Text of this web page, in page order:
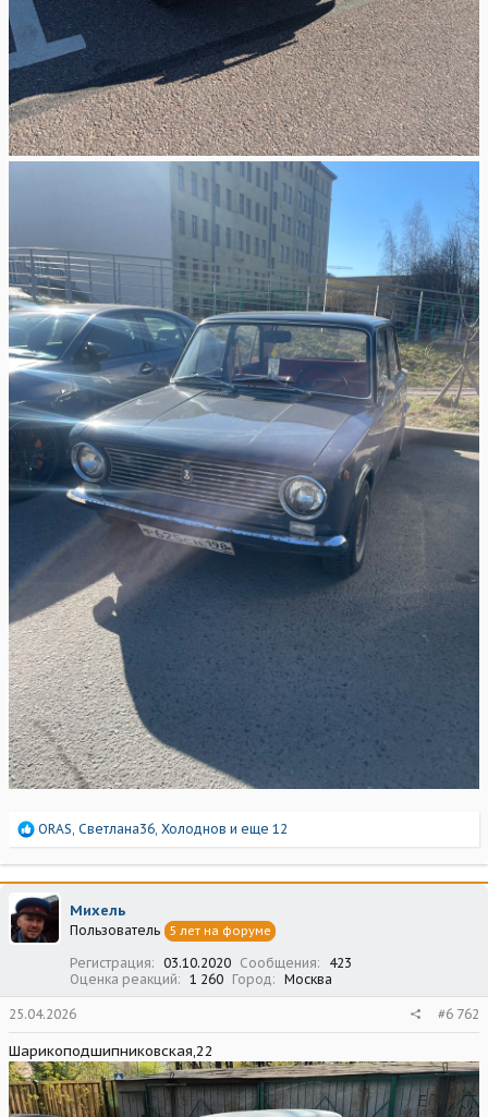
Р
а
к
ц
и
и
ORAS, Светлана36, Холоднов и еще 12
Михель
Пользователь 5 лет на форуме
Регистрация 03.10.2020 Сообщения
423
Оценка реакций
1 260 Город Москва
25.04.2026 #6 762
Шарикоподшипниковская,22